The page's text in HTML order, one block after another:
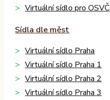
Virtuální sídlo pro OSVČ
Sídla dle měst
Virtuální sídlo Praha
Virtuální sídlo Praha 1
Virtuální sídlo Praha 2
Virtuální sídlo Praha 3